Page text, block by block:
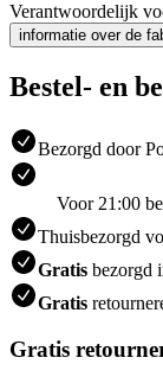
Verantwoordelijk
informatie over de
Bestel- en
Bezorgd door
Voor 21:00
Thuisbezorgd
Gratis bezorgd
Gratis
Gratis